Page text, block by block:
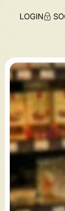
LOGIN